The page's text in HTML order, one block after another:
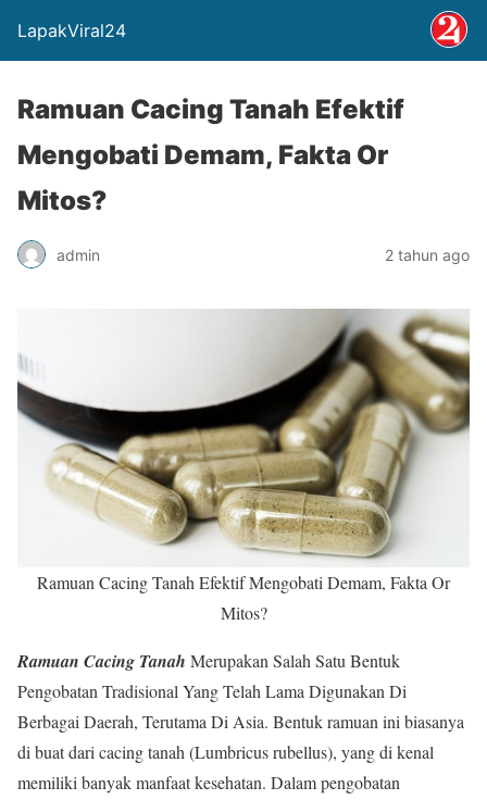
LapakViral24
Ramuan Cacing Tanah Efektif
Mengobati Demam, Fakta Or
Mitos?
admin 2 tahun ago
Ramuan Cacing Tanah Efektif Mengobati Demam, Fakta Or
Mitos?
Ramuan Cacing Tanah Merupakan Salah Satu Bentuk
Pengobatan Tradisional Yang Telah Lama Digunakan Di
Berbagai Daerah, Terutama Di Asia. Bentuk ramuan ini biasanya
di buat dari cacing tanah (Lumbricus rubellus), yang di kenal
memiliki banyak manfaat kesehatan. Dalam pengobatan